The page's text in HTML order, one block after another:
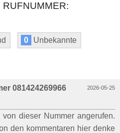
0 Unbekannte
2026-05-25
081424269966
dieser Nummer angerufen.
den kommentaren hier denke